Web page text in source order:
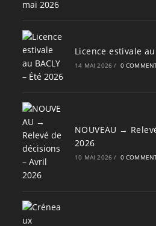
Licence estivale au
14 MAI 2026 / 0
NOUVEAU →
2026
10 MAI 2026 / 0